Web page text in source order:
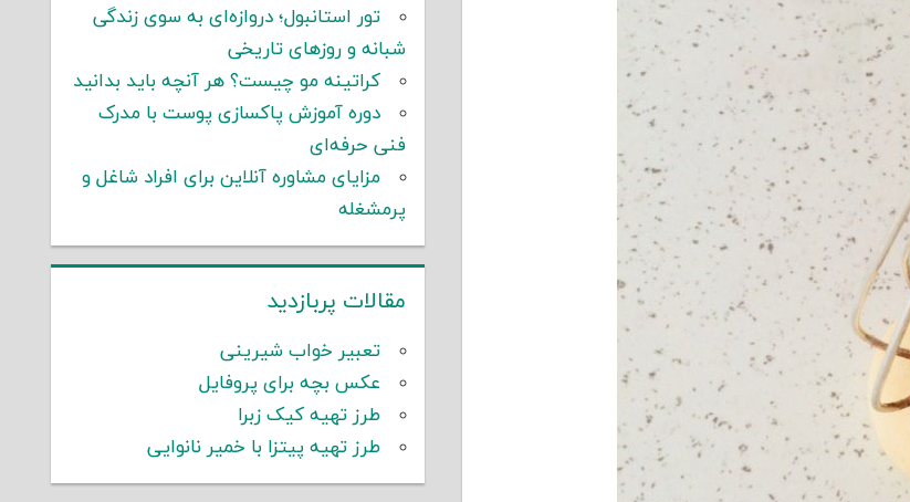
تور استانبول؛ دروازه‌ای به سوی زندگی
شبانه و روزهای تاریخی
کراتینه مو چیست؟ هر آنچه باید بدانید
دوره آموزش پاکسازی پوست با مدرک
فنی حرفه‌ای
مزایای مشاوره آنلاین برای افراد شاغل و
پرمشغله
مقالات پربازدید
تعبیر خواب شیرینی
عکس بچه برای پروفایل
طرز تهیه کیک زبرا
طرز تهیه پیتزا با خمیر نانوایی